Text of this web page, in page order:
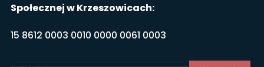
Społecznej w Krzeszowicach:
15 8612 0003 0010 0000 0061 0003